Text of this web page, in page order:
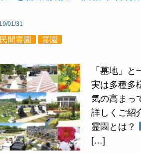
01/31
民間霊園 霊園
「墓地」
実は多種多
気の高まっ
詳しくご紹
霊園とは？
[…]